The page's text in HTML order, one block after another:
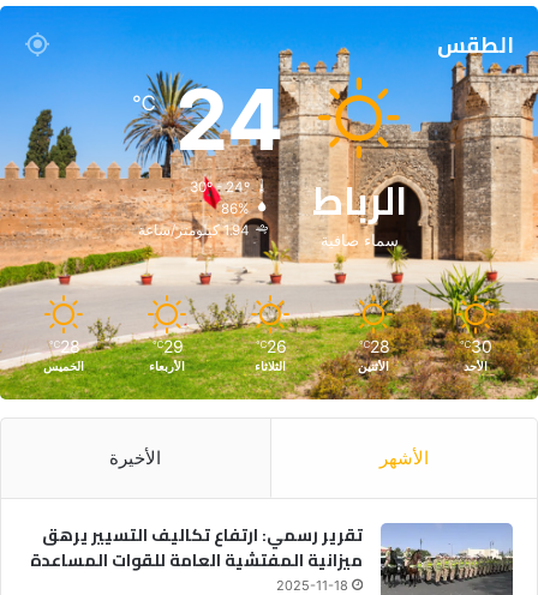
الطقس
الرباط
سماء صافية
24
℃
30º - 24º
86%
1.94 كيلومتر/ساعة
30
℃
الأحد
28
℃
الأثنين
26
℃
الثلاثاء
29
℃
الأربعاء
28
℃
الخميس
الأشهر الأخيرة
تقرير رسمي: ارتفاع تكاليف التسيير يرهق
ميزانية المفتشية العامة للقوات المساعدة
2025-11-18